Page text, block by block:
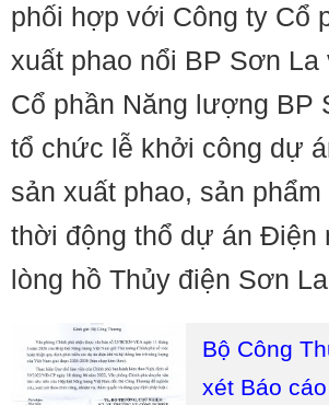
phối hợp với Công ty Cổ
xuất phao nổi BP Sơn La
Cổ phần Năng lượng BP
tổ chức lễ khởi công dự
sản xuất phao, sản
thời động thổ dự án Điện
lòng hồ Thủy điện Sơn
Bộ Công
xét Báo